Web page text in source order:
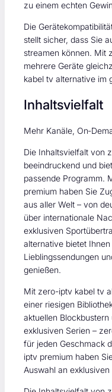
zu einem echten
Die
stellt sicher, dass Sie
streamen können. Mit
mehrere Geräte
kabel tv alternative im
Inhaltsvielfalt
Mehr Kanäle,
Die Inhaltsvielfalt von
beeindruckend und
passende Programm.
premium haben Sie
aus aller Welt – von
über internationale
exklusiven
alternative bietet
Lieblingssendungen
genießen.
Mit zero-iptv kabel tv
einer riesigen
aktuellen
exklusiven Serien –
für jeden Geschmack
iptv premium haben
Auswahl an exklusiven